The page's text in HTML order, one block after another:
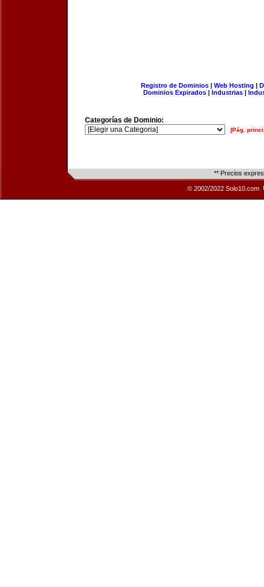
Registro de Dominios| Web Hosting |
Dominios Expirados | Industrias |
Categorías de Dominio:
[Pág.
** Precios
© 2002/2022 Solo10.com